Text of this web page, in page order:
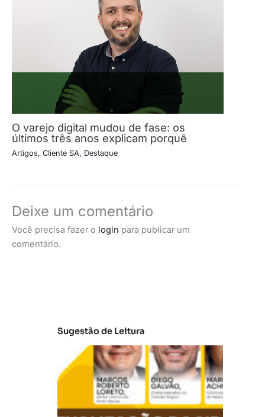
O varejo digital mudou de fase: os
últimos três anos explicam porquê
Artigos, Cliente SA, Destaque
Deixe um comentário
Você precisa fazer o login para publicar um
comentário.
Sugestão de Leitura